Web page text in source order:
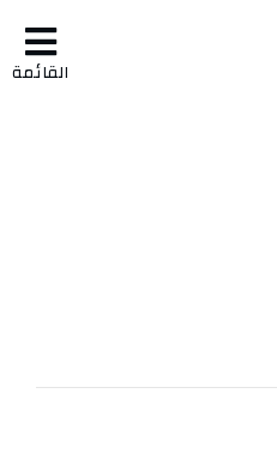
القائمة